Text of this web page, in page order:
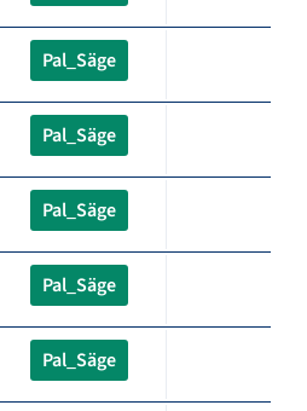
Pal_Säge
Pal_Säge
Pal_Säge
Pal_Säge
Pal_Säge